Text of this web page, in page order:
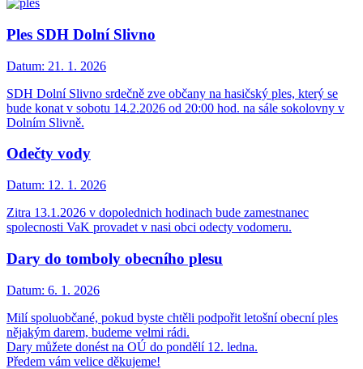
Ples SDH Dolní Slivno
Datum: 21. 1. 2026
SDH Dolní Slivno srdečně zve občany na hasičský ples, který se
bude konat v sobotu 14.2.2026 od 20:00 hod. na sále sokolovny v
Dolním Slivně.
Odečty vody
Datum: 12. 1. 2026
Zitra 13.1.2026 v dopolednich hodinach bude zamestnanec
spolecnosti VaK provadet v nasi obci odecty vodomeru.
Dary do tomboly obecního plesu
Datum: 6. 1. 2026
Milí spoluobčané, pokud byste chtěli podpořit letošní obecní ples
nějakým darem, budeme velmi rádi.
Dary můžete donést na OÚ do pondělí 12. ledna.
Předem vám velice děkujeme!